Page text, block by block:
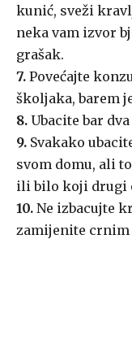
kunić, sveži
neka vam izvor
grašak.
7. Povećajte
školjaka, barem
8. Ubacite bar
9. Svakako
svom domu, ali
ili bilo koji drugi
10. Ne izbacujte
zamijenite